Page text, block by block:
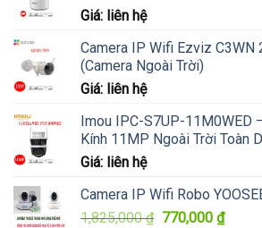
Giá: liên hệ
Camera IP Wifi Ezviz C3WN
(Camera Ngoài Trời)
Giá: liên hệ
Imou IPC-S7UP-11M0WED
Kính 11MP Ngoài Trời Toàn
Giá: liên hệ
Camera IP Wifi Robo
1,825,000₫ Giá
770,000 ₫Giá